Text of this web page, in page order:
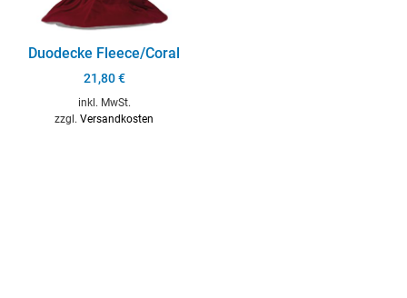
Duodecke Fleece/Coral
21,80€
inkl. MwSt.
zzgl. Versandkosten